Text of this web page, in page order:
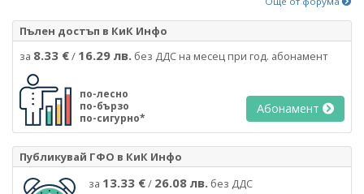
Пълен достъп в КиК Инфо
за 8.33 €/ 16.29 лв. без ДДС на месец при год. абонамент
по-лесно
по-бързо
по-сигурно*
Абонамент
Публикувай ГФО в КиК Инфо
за 13.33 €/ 26.08 лв. без ДДС